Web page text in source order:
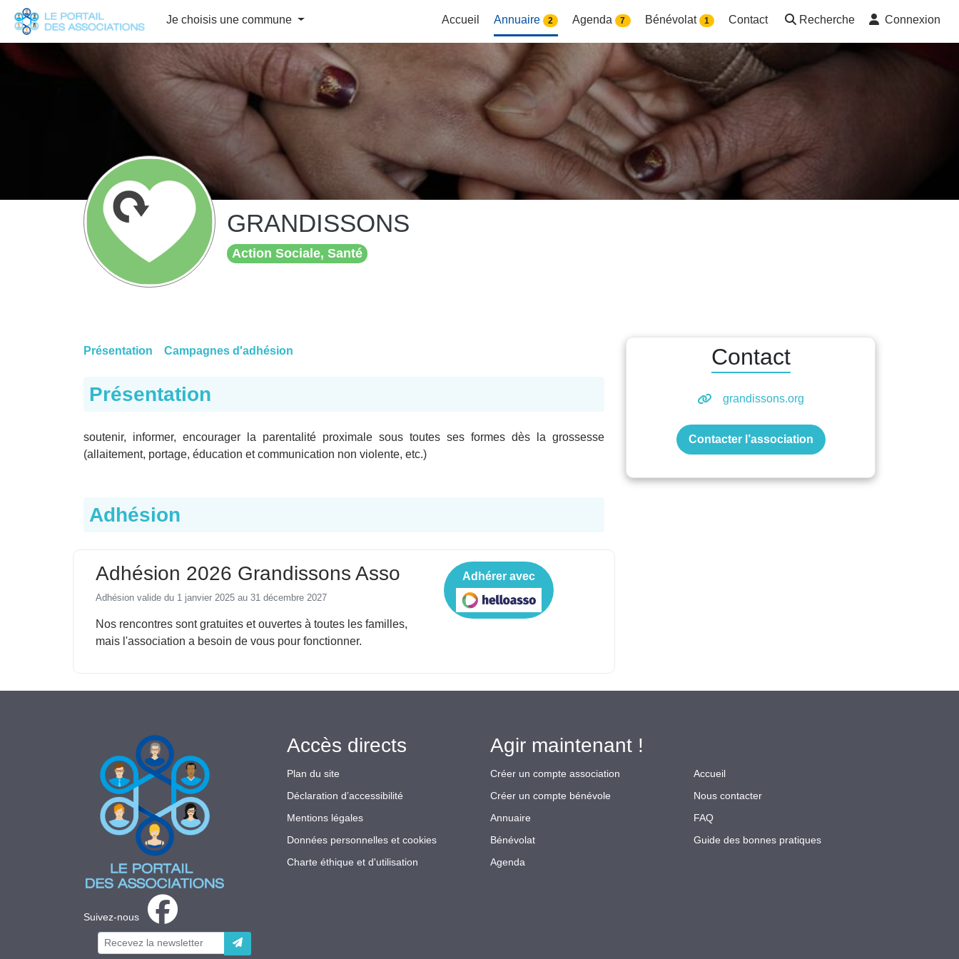
Je choisis une commune Accueil Annuaire 2 Agenda 7 Bénévolat 1 Contact Recherche Connexion
GRANDISSONS
Action Sociale, Santé
Présentation Campagnes d'adhésion
Présentation
soutenir, informer, encourager la parentalité proximale sous toutes ses formes dès la grossesse
(allaitement, portage, éducation et communication non violente, etc.)
Adhésion
Adhésion 2026 Grandissons Asso
Adhésion valide du 1 janvier 2025 au 31 décembre 2027
Nos rencontres sont gratuites et ouvertes à toutes les familles,
mais l'association a besoin de vous pour fonctionner.
Adhérer avec
Contact
grandissons.org
Contacter l’association
Suivez-nous
Accès directs
Plan du site
Déclaration d’accessibilité
Mentions légales
Données personnelles et cookies
Charte éthique et d'utilisation
Agir maintenant !
Créer un compte association
Créer un compte bénévole
Annuaire
Bénévolat
Agenda
Accueil
Nous contacter
FAQ
Guide des bonnes pratiques
Panneau de gestion des cookies